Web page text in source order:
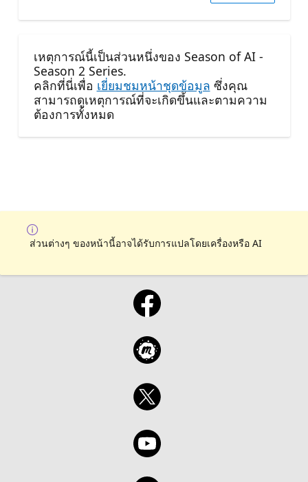
เหตุการณ์นี้เป็นส่วนหนึ่งของ Season of AI -
Season 2 Series.
คลิกที่นี่เพื่อ เยี่ยมชมหน้าชุดข้อมูล ซึ่งคุณ
สามารถดูเหตุการณ์ที่จะเกิดขึ้นและตามความ
ต้องการทั้งหมด
ส่วนต่างๆ ของหน้านี้อาจได้รับการแปลโดยเครื่องหรือ AI